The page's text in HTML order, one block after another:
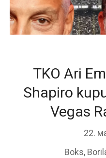
TKO Ari
Shapiro
Vegas
22.
Boks,